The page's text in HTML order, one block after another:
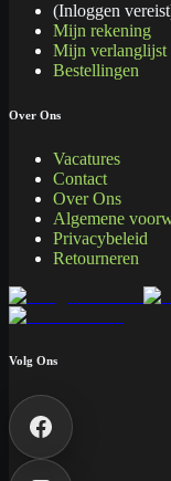
(Inloggen
Mijn rekening
Mijn verlanglijst
Bestellingen
Over Ons
Vacatures
Contact
Over Ons
Algemene
Privacybeleid
Retourneren
Volg Ons